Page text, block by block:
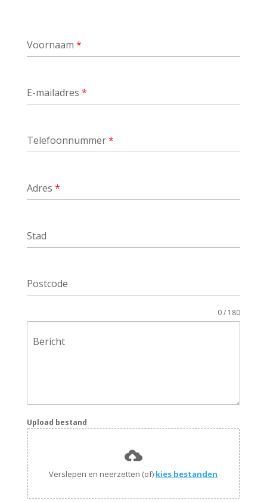
Voornaam *
E-mailadres *
Telefoonnummer*
Adres *
Stad
Postcode
Bericht
0 / 180
Upload bestand
Verslepen en neerzetten (of) kies bestanden